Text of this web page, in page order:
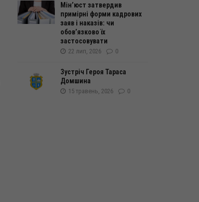
Мін’юст затвердив
примірні форми кадрових
заяв і наказів: чи
обов’язково їх
застосовувати
22 лип, 2026 0
Зустріч Героя Тараса
Домшина
15 травень, 2026 0